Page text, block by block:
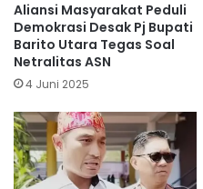
Aliansi Masyarakat Peduli
Demokrasi Desak Pj Bupati
Barito Utara Tegas Soal
Netralitas ASN
4 Juni 2025